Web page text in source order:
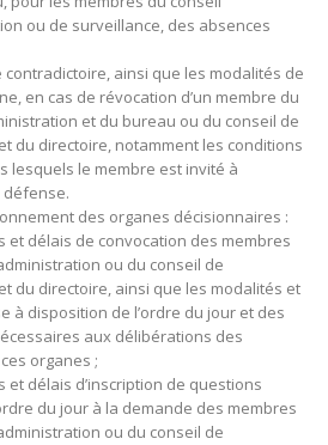
ou de surveillance, des absences
contradictoire, ainsi que les modalités de
en cas de révocation d’un membre du
et du bureau ou du conseil de
du directoire, notamment les conditions
lesquels le membre est invité à
des organes décisionnaires :
et délais de convocation des membres
ou du conseil de
du directoire, ainsi que les modalités et
à disposition de l’ordre du jour et des
aux délibérations des
organes ;
et délais d’inscription de questions
du jour à la demande des membres
ou du conseil de